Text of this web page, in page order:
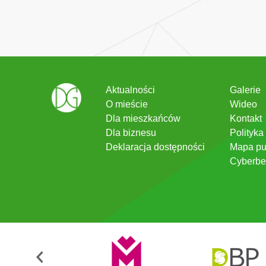
Aktualności
O mieście
Dla mieszkańców
Dla biznesu
Deklaracja dostępności
Galerie
Wideo
Kontakt
Mapa